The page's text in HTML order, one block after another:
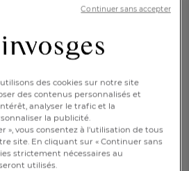
DE
AT
CH
des cookies sur notre site
des contenus personnalisés et
analyser le trafic et la
la publicité.
», vous consentez à l'utilisation de tous
site. En cliquant sur « Continuer sans
strictement nécessaires au
utilisés.
Continuer sans accepter